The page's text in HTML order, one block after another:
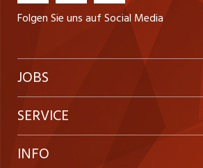
Folgen Sie uns auf Social Media
JOBS
Jobabo abonnieren
Neue Stellen
SERVICE
Kundenlogin
INFO